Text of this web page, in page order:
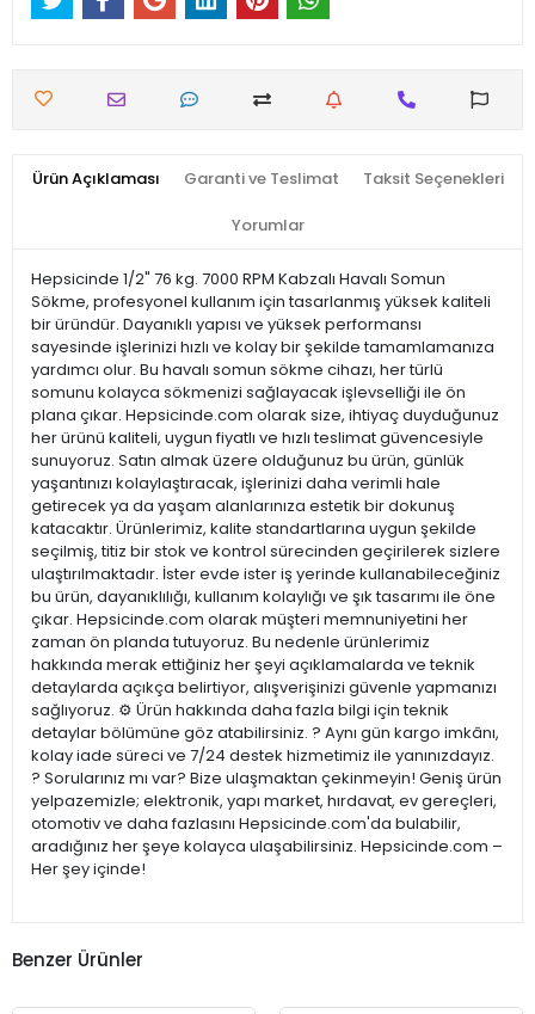
Ürün Açıklaması Garanti ve Teslimat Taksit Seçenekleri
Yorumlar
Hepsicinde 1/2" 76 kg. 7000 RPM Kabzalı Havalı Somun
Sökme, profesyonel kullanım için tasarlanmış yüksek kaliteli
bir üründür. Dayanıklı yapısı ve yüksek performansı
sayesinde işlerinizi hızlı ve kolay bir şekilde tamamlamanıza
yardımcı olur. Bu havalı somun sökme cihazı, her türlü
somunu kolayca sökmenizi sağlayacak işlevselliği ile ön
plana çıkar. Hepsicinde.com olarak size, ihtiyaç duyduğunuz
her ürünü kaliteli, uygun fiyatlı ve hızlı teslimat güvencesiyle
sunuyoruz. Satın almak üzere olduğunuz bu ürün, günlük
yaşantınızı kolaylaştıracak, işlerinizi daha verimli hale
getirecek ya da yaşam alanlarınıza estetik bir dokunuş
katacaktır. Ürünlerimiz, kalite standartlarına uygun şekilde
seçilmiş, titiz bir stok ve kontrol sürecinden geçirilerek sizlere
ulaştırılmaktadır. İster evde ister iş yerinde kullanabileceğiniz
bu ürün, dayanıklılığı, kullanım kolaylığı ve şık tasarımı ile öne
çıkar. Hepsicinde.com olarak müşteri memnuniyetini her
zaman ön planda tutuyoruz. Bu nedenle ürünlerimiz
hakkında merak ettiğiniz her şeyi açıklamalarda ve teknik
detaylarda açıkça belirtiyor, alışverişinizi güvenle yapmanızı
sağlıyoruz. ⚙️ Ürün hakkında daha fazla bilgi için teknik
detaylar bölümüne göz atabilirsiniz. ? Aynı gün kargo imkânı,
kolay iade süreci ve 7/24 destek hizmetimiz ile yanınızdayız.
? Sorularınız mı var? Bize ulaşmaktan çekinmeyin! Geniş ürün
yelpazemizle; elektronik, yapı market, hırdavat, ev gereçleri,
otomotiv ve daha fazlasını Hepsicinde.com'da bulabilir,
aradığınız her şeye kolayca ulaşabilirsiniz. Hepsicinde.com –
Her şey içinde!
Benzer Ürünler